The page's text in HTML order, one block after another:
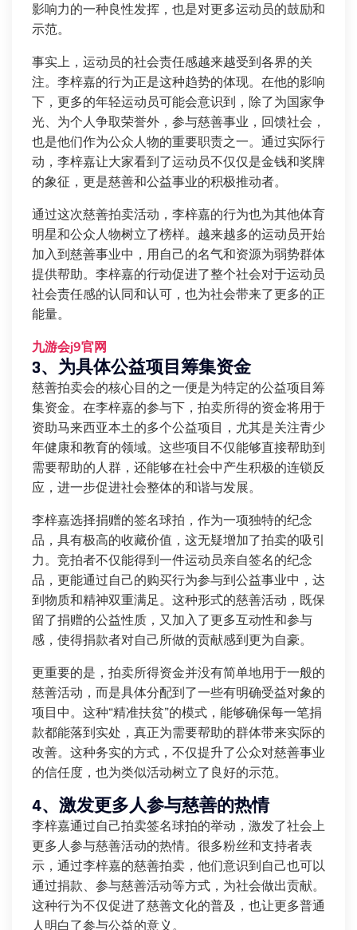
影响力的一种良性发挥，也是对更多运动员的鼓励和
示范。
事实上，运动员的社会责任感越来越受到各界的关
注。李梓嘉的行为正是这种趋势的体现。在他的影响
下，更多的年轻运动员可能会意识到，除了为国家争
光、为个人争取荣誉外，参与慈善事业，回馈社会，
也是他们作为公众人物的重要职责之一。通过实际行
动，李梓嘉让大家看到了运动员不仅仅是金钱和奖牌
的象征，更是慈善和公益事业的积极推动者。
通过这次慈善拍卖活动，李梓嘉的行为也为其他体育
明星和公众人物树立了榜样。越来越多的运动员开始
加入到慈善事业中，用自己的名气和资源为弱势群体
提供帮助。李梓嘉的行动促进了整个社会对于运动员
社会责任感的认同和认可，也为社会带来了更多的正
能量。
九游会j9官网
3、为具体公益项目筹集资金
慈善拍卖会的核心目的之一便是为特定的公益项目筹
集资金。在李梓嘉的参与下，拍卖所得的资金将用于
资助马来西亚本土的多个公益项目，尤其是关注青少
年健康和教育的领域。这些项目不仅能够直接帮助到
需要帮助的人群，还能够在社会中产生积极的连锁反
应，进一步促进社会整体的和谐与发展。
李梓嘉选择捐赠的签名球拍，作为一项独特的纪念
品，具有极高的收藏价值，这无疑增加了拍卖的吸引
力。竞拍者不仅能得到一件运动员亲自签名的纪念
品，更能通过自己的购买行为参与到公益事业中，达
到物质和精神双重满足。这种形式的慈善活动，既保
留了捐赠的公益性质，又加入了更多互动性和参与
感，使得捐款者对自己所做的贡献感到更为自豪。
更重要的是，拍卖所得资金并没有简单地用于一般的
慈善活动，而是具体分配到了一些有明确受益对象的
项目中。这种“精准扶贫”的模式，能够确保每一笔捐
款都能落到实处，真正为需要帮助的群体带来实际的
改善。这种务实的方式，不仅提升了公众对慈善事业
的信任度，也为类似活动树立了良好的示范。
4、激发更多人参与慈善的热情
李梓嘉通过自己拍卖签名球拍的举动，激发了社会上
更多人参与慈善活动的热情。很多粉丝和支持者表
示，通过李梓嘉的慈善拍卖，他们意识到自己也可以
通过捐款、参与慈善活动等方式，为社会做出贡献。
这种行为不仅促进了慈善文化的普及，也让更多普通
人明白了参与公益的意义。